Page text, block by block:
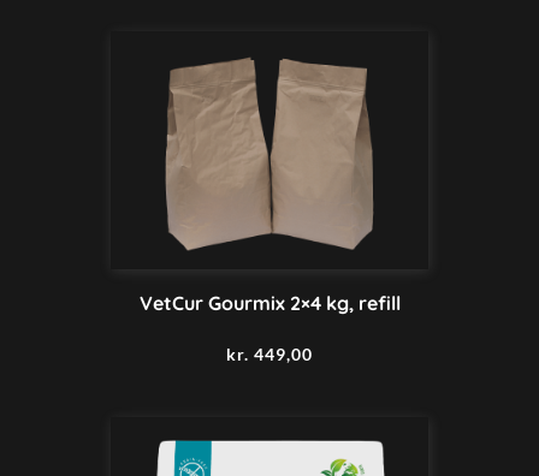
VetCur Gourmix 2×4 kg, refill
kr. 449,00